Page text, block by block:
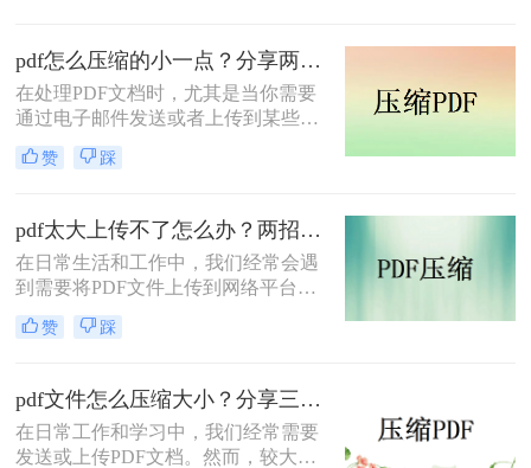
以内呢？本文将介绍两种常用的PDF
压缩方法。
pdf怎么压缩的小一点？分享两种实用压缩方法！
在处理PDF文档时，尤其是当你需要
通过电子邮件发送或者上传到某些对
文件大小有限制的平台时，压缩PDF
文件变得尤为重要。那么pdf怎么压缩
PDF压缩方法。
赞 踩
pdf太大上传不了怎么办？两招帮你解决！
在日常生活和工作中，我们经常会遇
到需要将PDF文件上传到网络平台或
发送给他人的情况。然而，有时PDF
文件过大，导致无法顺利上传或发
本文将介绍两种解决PDF文件过大无
法上传的方法，帮助你轻松应对这一
问题。
赞 踩
pdf文件怎么压缩大小？分享三种实用压缩方法！
在日常工作和学习中，我们经常需要
发送或上传PDF文档。然而，较大的